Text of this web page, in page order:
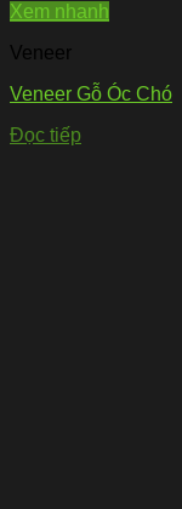
Xem nhanh
Veneer
Veneer Gỗ Óc Chó
Đọc tiếp